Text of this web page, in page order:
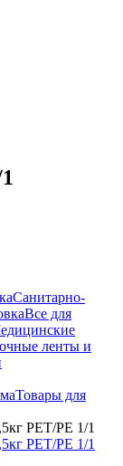
Санитарно-
Все для
ленты и
Товары для
РЕТ/PE 1/1